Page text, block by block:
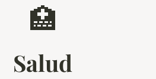
🏥
Salud